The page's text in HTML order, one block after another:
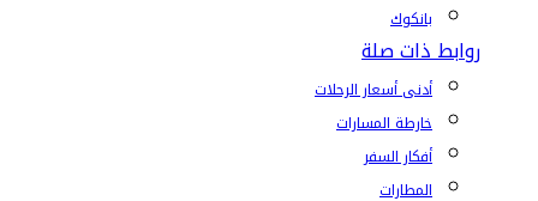
بانكوك
روابط ذات صلة
أدنى أسعار الرحلات
خارطة المسارات
أفكار السفر
المطارات